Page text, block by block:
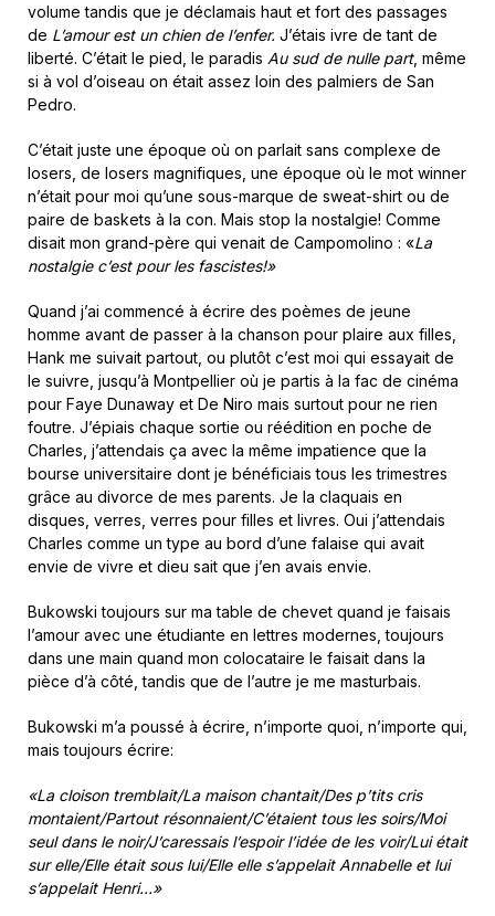
volume tandis que je déclamais haut et fort des passages
de L’amour est un chien de l’enfer. J’étais ivre de tant de
liberté. C’était le pied, le paradis Au sud de nulle part, même
si à vol d’oiseau on était assez loin des palmiers de San
Pedro.
C’était juste une époque où on parlait sans complexe de
losers, de losers magnifiques, une époque où le mot winner
n’était pour moi qu’une sous-marque de sweat-shirt ou de
paire de baskets à la con. Mais stop la nostalgie! Comme
disait mon grand-père qui venait de Campomolino : «La
nostalgie c’est pour les fascistes!»
Quand j’ai commencé à écrire des poèmes de jeune
homme avant de passer à la chanson pour plaire aux filles,
Hank me suivait partout, ou plutôt c’est moi qui essayait de
le suivre, jusqu’à Montpellier où je partis à la fac de cinéma
pour Faye Dunaway et De Niro mais surtout pour ne rien
foutre. J’épiais chaque sortie ou réédition en poche de
Charles, j’attendais ça avec la même impatience que la
bourse universitaire dont je bénéficiais tous les trimestres
grâce au divorce de mes parents. Je la claquais en
disques, verres, verres pour filles et livres. Oui j’attendais
Charles comme un type au bord d’une falaise qui avait
envie de vivre et dieu sait que j’en avais envie.
Bukowski toujours sur ma table de chevet quand je faisais
l’amour avec une étudiante en lettres modernes, toujours
dans une main quand mon colocataire le faisait dans la
pièce d’à côté, tandis que de l’autre je me masturbais.
Bukowski m’a poussé à écrire, n’importe quoi, n’importe qui,
mais toujours écrire:
«La cloison tremblait/La maison chantait/Des p’tits cris
montaient/Partout résonnaient/C’étaient tous les soirs/Moi
seul dans le noir/J’caressais l’espoir l’idée de les voir/Lui était
sur elle/Elle était sous lui/Elle elle s’appelait Annabelle et lui
s’appelait Henri…»